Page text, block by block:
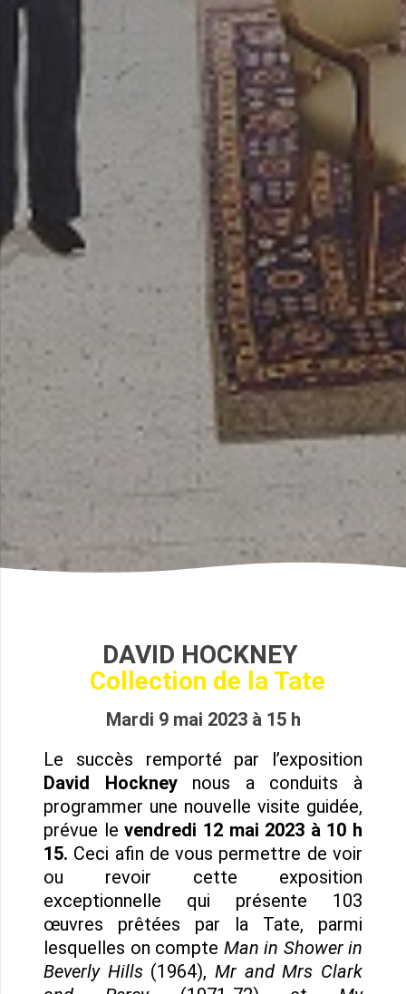
DAVID HOCKNEY
Collection de la Tate
Mardi 9 mai 2023 à 15 h
Le succès remporté par l’exposition
David Hockneynous a conduits à
programmer une nouvelle visite guidée,
prévue levendredi 12 mai 2023 à 10 h
15. Ceci afin de vous permettre de voir
ou revoir cette exposition
exceptionnelle qui présente 103
œuvres prêtées par la Tate, parmi
lesquelles on compte Man in Shower in
Beverly Hills (1964), Mr and Mrs Clark